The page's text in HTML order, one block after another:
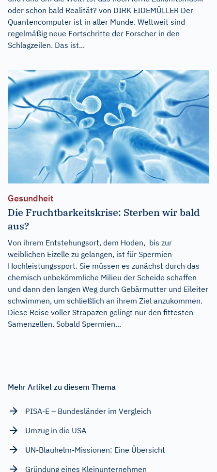
oder schon bald Realität? von DIRK EIDEMÜLLER Der
Quantencomputer ist in aller Munde. Weltweit sind
regelmäßig neue Fortschritte der Forscher in den
Schlagzeilen. Das ist...
Gesundheit
Die Fruchtbarkeitskrise: Sterben wir bald
aus?
Von ihrem Entstehungsort, dem Hoden, bis zur
weiblichen Eizelle zu gelangen, ist für Spermien
Hochleistungssport. Sie müssen es zunächst durch das
chemisch unbekömmliche Milieu der Scheide schaffen
und dann den langen Weg durch Gebärmutter und Eileiter
schwimmen, um schließlich an ihrem Ziel anzukommen.
Diese Reise voller Strapazen gelingt nur den fittesten
Samenzellen. Sobald Spermien...
Mehr Artikel zu diesem Thema
PISA-E – Bundesländer im Vergleich
Umzug in die USA
UN-Blauhelm-Missionen: Eine Übersicht
Gründung eines Kleinunternehmen